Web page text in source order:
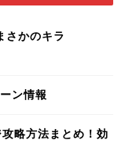
さかのキラ
ン情報
略方法まとめ！効